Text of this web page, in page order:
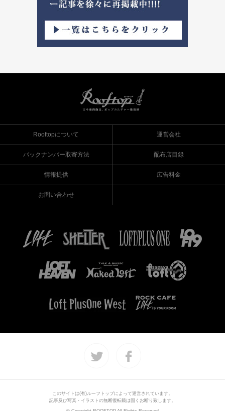
Rooftopについて 運営会社
バックナンバー取寄方法 配布店目録
情報提供 広告料金
お問い合わせ
このサイトは(有)ルーフトップによって運営されています。
記事及び写真・イラストの無断復転載は固くお断り致します。